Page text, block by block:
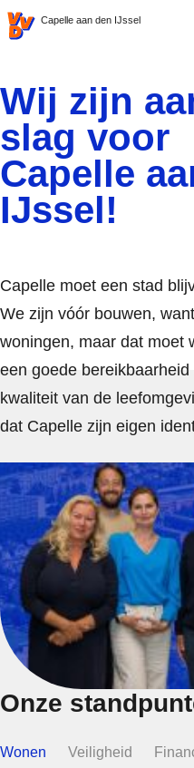
VVD.nlCapelle aan den IJssel
Wij zijn
slag voor
Capelle
IJssel!
Capelle moet een stad
We zijn vóór bouwen,
woningen, maar dat moet
een goede
kwaliteit van de
dat Capelle zijn eigen
Onze
Wonen Veiligheid